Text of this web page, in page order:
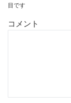
目です
コメント